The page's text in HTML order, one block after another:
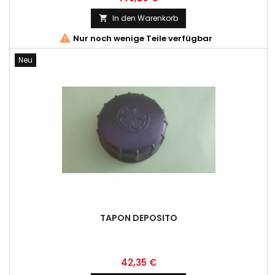
 In den Warenkorb
 Nur noch wenige Teile verfügbar
Neu
TAPON DEPOSITO
Preis
42,35 €